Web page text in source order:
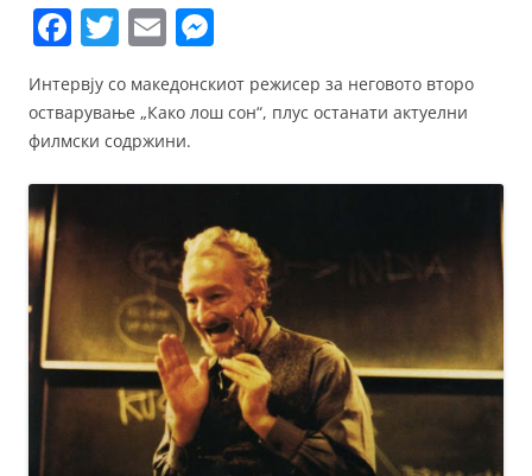
F
a
c
e
b
o
o
k
T
itt
er
E
ai
l
ss
n
g
er
Интервју со македонскиот режисер за неговото второ
остварување „Како лош сон“, плус останати актуелни
филмски содржини.